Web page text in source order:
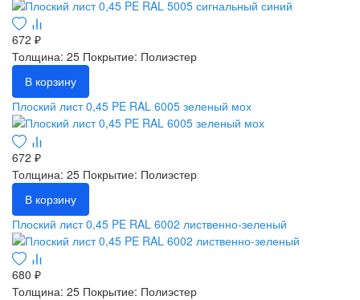
672 ₽
Толщина: 25 Покрытие: Полиэстер
В корзину
Плоский лист 0,45 PE RAL 6005 зеленый мох
672 ₽
Толщина: 25 Покрытие: Полиэстер
В корзину
Плоский лист 0,45 PE RAL 6002 лиственно-зеленый
680 ₽
Толщина: 25 Покрытие: Полиэстер